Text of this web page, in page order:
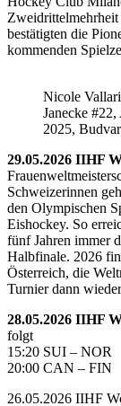
bestätigten die
kommenden
Nicole
Janecke
2025,
29.05.2026 IIHF
Schweizerinnen
den Olympischen
Eishockey. So
fünf Jahren immer
Halbfinale. 2026
Österreich, die
Turnier dann
28.05.2026 IIHF
folgt
15:20 SUI – NOR
20:00 CAN – FIN
26.05.2026 IIHF